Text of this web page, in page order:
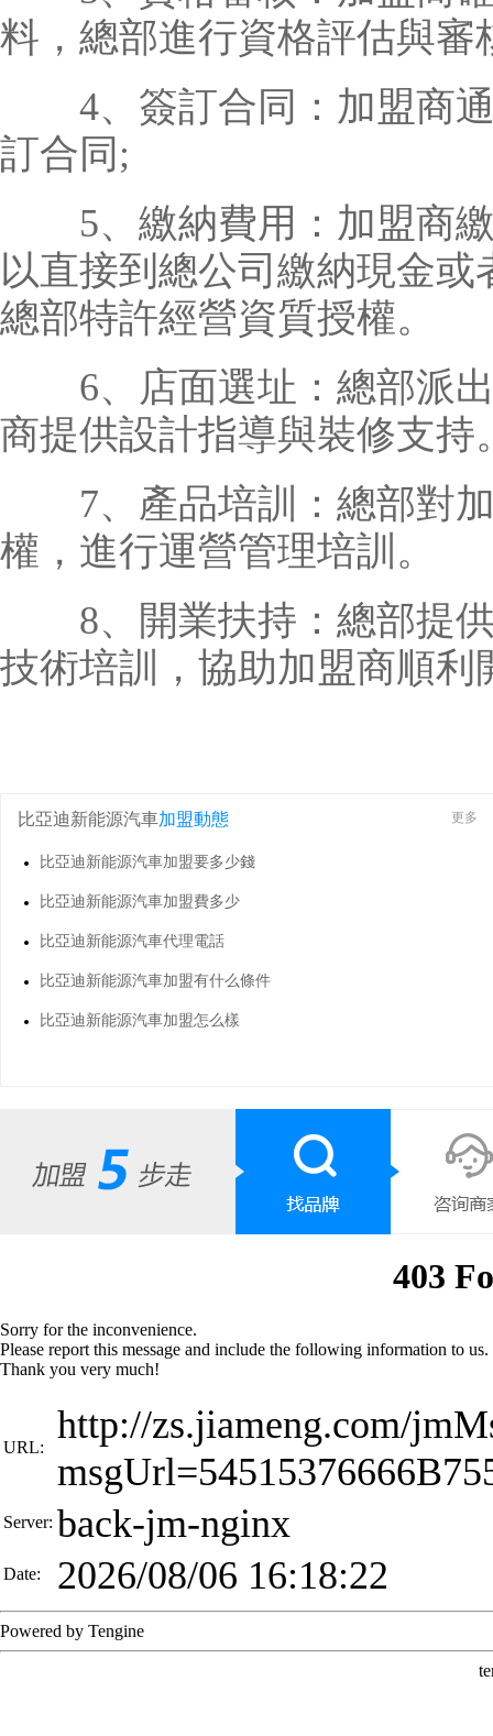
料，總部進行資格評估與審
4、簽訂合同：加盟商
訂合同;
5、繳納費用：加盟商繳
以直接到總公司繳納現金
總部特許經營資質授權。
6、店面選址：總部派出
商提供設計指導與裝修支持
7、產品培訓：總部對加
權，進行運營管理培訓。
8、開業扶持：總部提供
技術培訓，協助加盟商順利
比亞迪新能源汽車加盟動態 更多
比亞迪新能源汽車加盟要多少錢
比亞迪新能源汽車加盟費多少
比亞迪新能源汽車代理電話
比亞迪新能源汽車加盟有什么條件
比亞迪新能源汽車加盟怎么樣